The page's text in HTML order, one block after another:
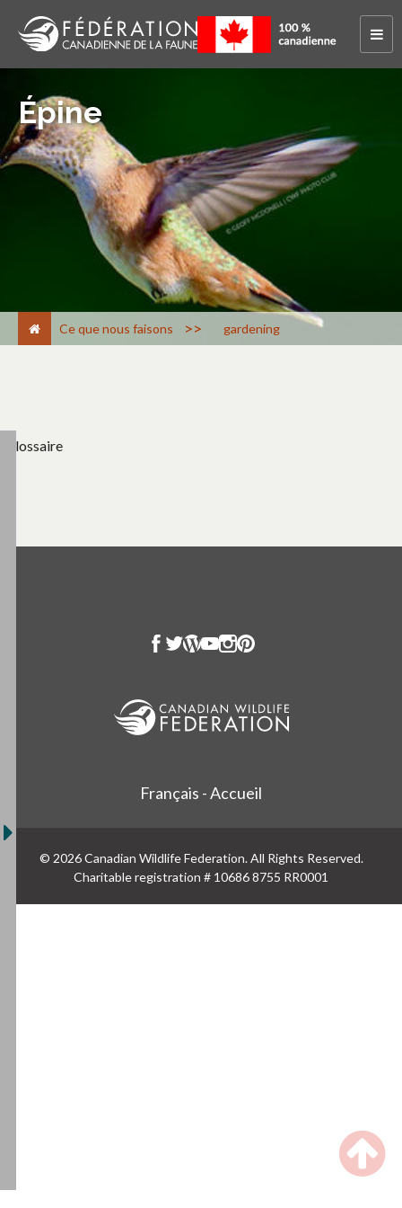
Épine
Ce que nous faisons > gardening
Glossaire
Français - Accueil
© 2026 Canadian Wildlife Federation. All Rights Reserved.
Charitable registration # 10686 8755 RR0001